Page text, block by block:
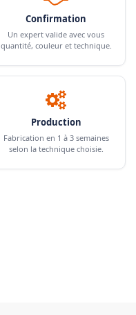
Confirmation
Un expert valide avec vous
quantité, couleur et technique.
Production
Fabrication en 1 à 3 semaines
selon la technique choisie.